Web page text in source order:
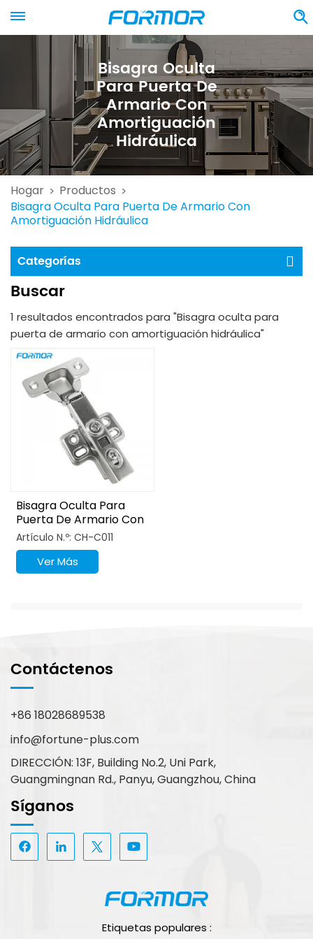
Bisagra Oculta
Para Puerta De
Armario Con
Amortiguación
Hidráulica
Hogar > Productos >
Bisagra Oculta Para Puerta De Armario Con
Amortiguación Hidráulica
Categorías
Buscar
1 resultados encontrados para "Bisagra oculta para
puerta de armario con amortiguación hidráulica"
Bisagra Oculta Para
Puerta De Armario Con
Amortiguación
Hidráulica De 4 Orificios
Artículo N.º: CH-C011
Ver Más
Contáctenos
+86 18028689538
info@fortune-plus.com
DIRECCIÓN: 13F, Building No.2, Uni Park,
Guangmingnan Rd., Panyu, Guangzhou, China
Síganos
Etiquetas populares :